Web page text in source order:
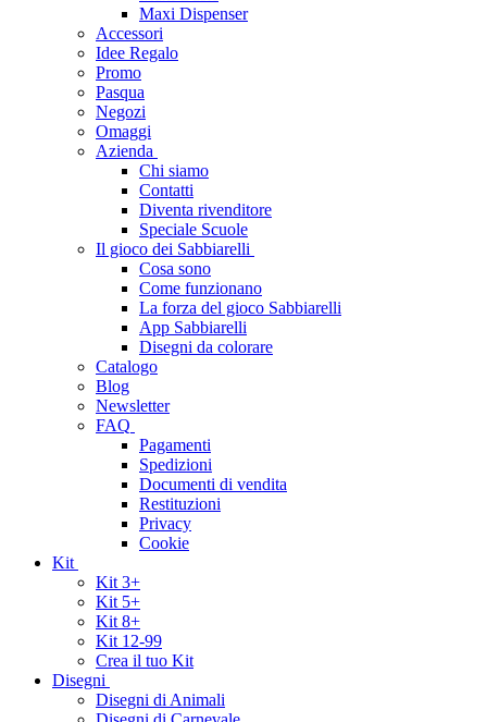
Maxi Dispenser
Accessori
Idee Regalo
Promo
Pasqua
Negozi
Omaggi
Azienda
Chi siamo
Contatti
Diventa rivenditore
Speciale Scuole
Il gioco dei Sabbiarelli
Cosa sono
Come funzionano
La forza del gioco Sabbiarelli
App Sabbiarelli
Disegni da colorare
Catalogo
Blog
Newsletter
FAQ
Pagamenti
Spedizioni
Documenti di vendita
Restituzioni
Privacy
Cookie
Kit
Kit 3+
Kit 5+
Kit 8+
Kit 12-99
Crea il tuo Kit
Disegni
Disegni di Animali